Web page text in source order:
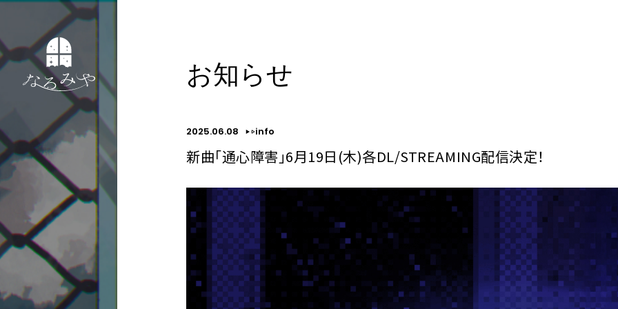
お知らせ
2025.06.08 info
新曲「通心障害」6月19日(木)各DL/STREAMING配信決定！